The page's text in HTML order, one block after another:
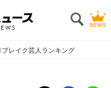
ブレイク芸人ランキング